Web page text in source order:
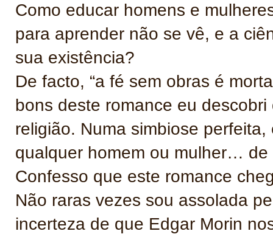
Como educar homens e
para aprender não se vê, e a
sua existência?
De facto, “a fé sem obras é
bons deste romance eu
religião. Numa simbiose
qualquer homem ou mulher… de
Confesso que este romance
Não raras vezes sou assolada
incerteza de que Edgar Morin